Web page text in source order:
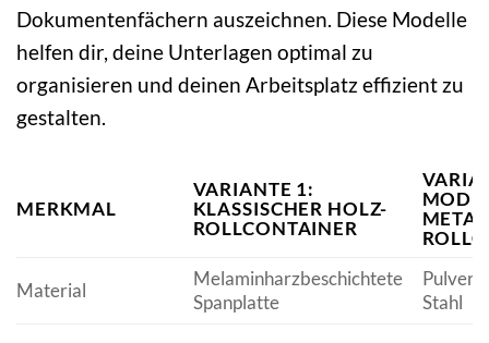
Dokumentenfächern auszeichnen. Diese Modelle
helfen dir, deine Unterlagen optimal zu
organisieren und deinen Arbeitsplatz effizient zu
gestalten.
MERKMAL
VARIANTE 1:
KLASSISCHER HOLZ-
ROLLCONTAINER
Material
Melaminharzbeschichtete
Spanplatte
Stahl